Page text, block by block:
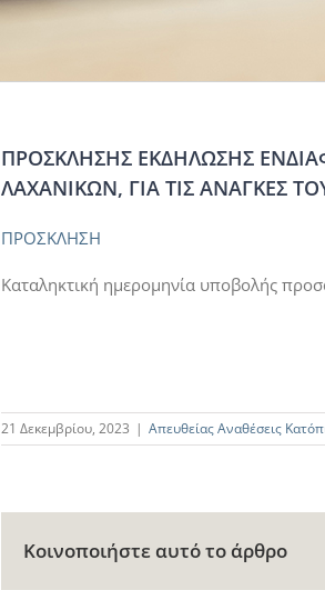
ΠΡΟΣΚΛΗΣΗΣ ΕΚΔΗΛΩΣΗΣ
ΛΑΧΑΝΙΚΩΝ, ΓΙΑ ΤΙΣ ΑΝΑΓΚΕΣ
ΠΡΟΣΚΛΗΣΗ
Καταληκτική ημερομηνία υποβολής
21 Δεκεμβρίου, 2023 | Απευθείας Αναθέσεις
Κοινοποιήστε αυτό το άρθρο